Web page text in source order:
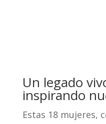
Un legado
inspirando
Estas 18 mujeres,